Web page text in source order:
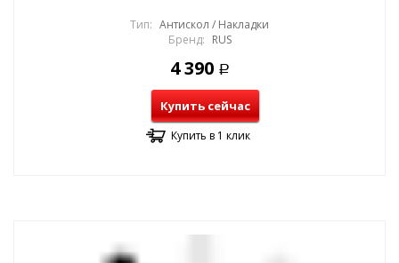
Тип: Антискол / Накладки
Бренд: RUS
4 390 Р
Купить сейчас
Купить в 1 клик